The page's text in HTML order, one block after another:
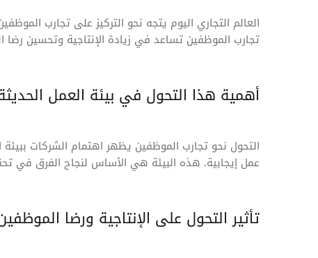
العالم التجاري اليوم يتجه نحو التركيز على تجارب
تجارب الموظفين تساعد في زيادة الإنتاجية وتحسين رضا
أهمية هذا التحول في بيئة العمل
التحول نحو تجارب الموظفين يظهر اهتمام الشركات
عمل إيجابية. هذه البيئة هي الأساس لنجاح الفرق في
تأثير التحول على الإنتاجية ورضا